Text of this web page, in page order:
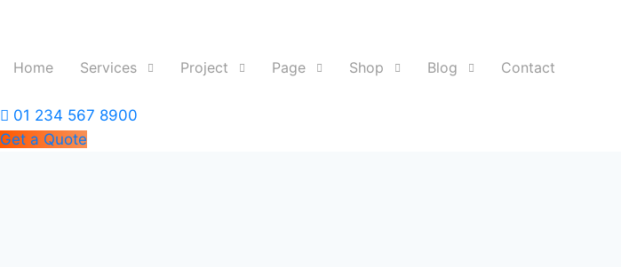
content
Home Services Project Page Shop Blog Contact
01 234 567 8900
Get a Quote